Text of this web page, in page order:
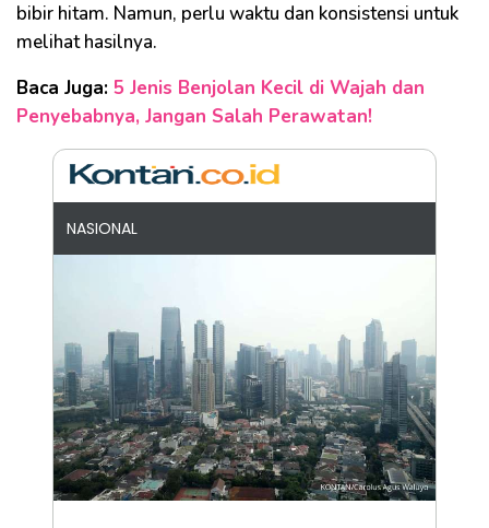
bibir hitam. Namun, perlu waktu dan konsistensi untuk
melihat hasilnya.
Baca Juga: 5 Jenis Benjolan Kecil di Wajah dan
Penyebabnya, Jangan Salah Perawatan!
NASIONAL